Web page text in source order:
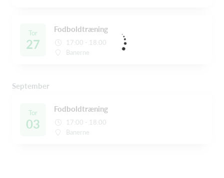
Tor
27
Fodboldtræning
17:00 - 18:00
Banerne
September
Tor
03
Fodboldtræning
17:00 - 18:00
Banerne